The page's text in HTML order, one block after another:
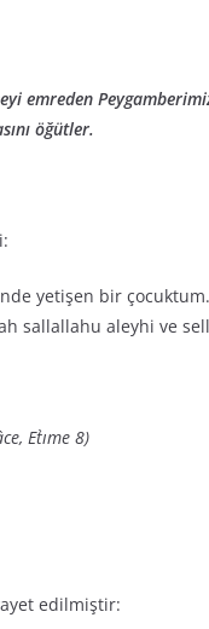
emreden
öğütler.
yetişen bir
sallallahu aleyhi ve
Et`ıme 8)
edilmiştir: